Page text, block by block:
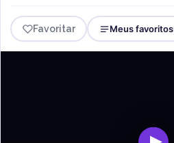
Favoritar Meus favoritos